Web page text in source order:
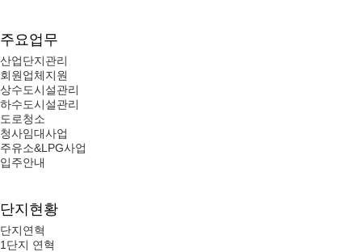
주요업무
산업단지관리
회원업체지원
상수도시설관리
하수도시설관리
도로청소
청사임대사업
주유소&LPG사업
입주안내
단지현황
단지연혁
1단지 연혁